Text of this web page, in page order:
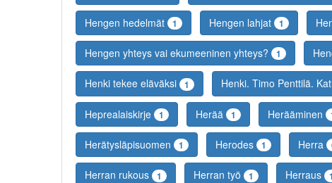
Hengen hedelmät 1 Hengen lahjat 1
Hengen yhteys vai ekumeeninen yhteys? 1
Henki tekee eläväksi 1 Henki. Timo Penttilä.
Heprealaiskirje 1 Herää 1 Herääminen
Herätysläpisuomen 1 Herodes 1 Herra
Herran rukous 1 Herran työ 1 Herraus 1